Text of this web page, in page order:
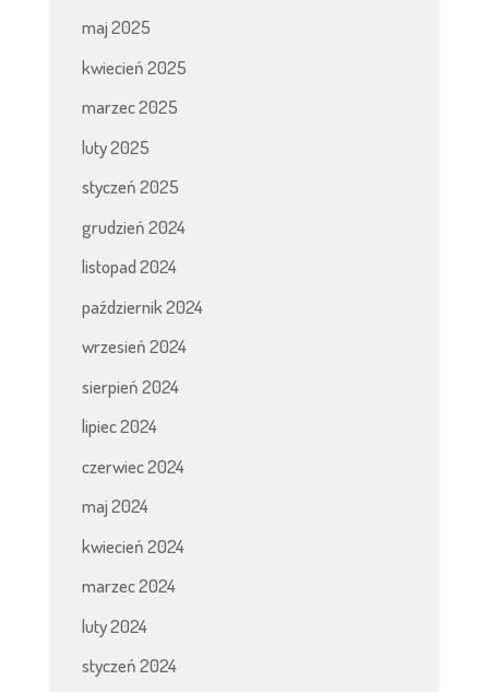
maj 2025
kwiecień 2025
marzec 2025
luty 2025
styczeń 2025
grudzień 2024
listopad 2024
październik 2024
wrzesień 2024
sierpień 2024
lipiec 2024
czerwiec 2024
maj 2024
kwiecień 2024
marzec 2024
luty 2024
styczeń 2024